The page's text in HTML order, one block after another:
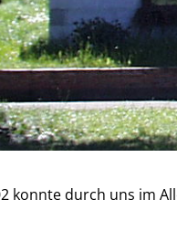
konnte durch uns im